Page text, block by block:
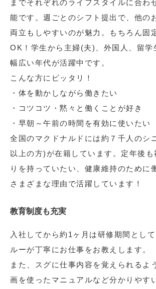
までそれぞれのライフスタイルに合わ
能です。週ごとのシフト提出で、他の
両立もしやすいのが魅力。もちろん固
OK！学生から主婦(夫)、外国人、留学
幅広い年代が活躍中です。
こんな方にピッタリ！
・体を動かしながら働きたい
・コツコツ・黙々と働くことが好き
・早朝～午前の時間を有効に使いたい
全国のマクドナルドには約７千人のシ
以上の方)が在籍しています。定年後
りを持っていたい、健康維持のために
さまざまな理由で活躍しています！
教育制度も充実
入社してから約1ヶ月は研修期間とし
ルーが丁寧にお仕事をお教えします。
また、スグに仕事内容を覚えられるよ
画を使ったマニュアルなど分かりやす